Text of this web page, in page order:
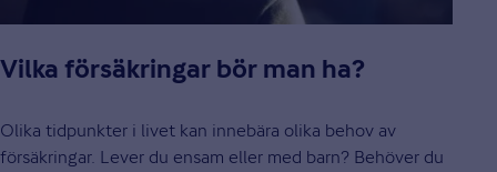
Vilka försäkringar bör man ha?
Olika tidpunkter i livet kan innebära olika behov av
försäkringar. Lever du ensam eller med barn? Behöver du